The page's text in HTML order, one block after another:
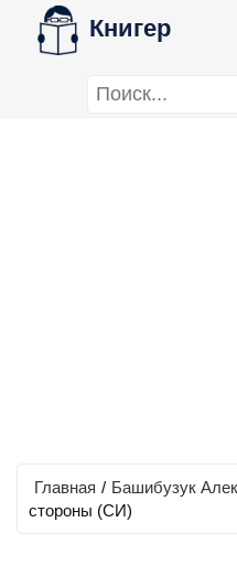
Книгер
Главная / Башибузук
стороны (СИ)